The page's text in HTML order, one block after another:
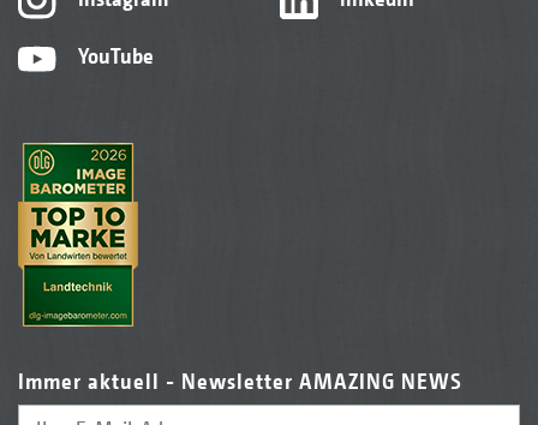
YouTube
Immer aktuell - Newsletter AMAZING NEWS